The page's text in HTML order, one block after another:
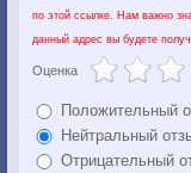
по этой ссылке. Нам важно
данный адрес вы будете
Оценка
Положительный
Нейтральный
Отрицательный